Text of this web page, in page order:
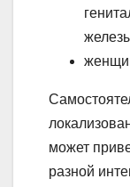
может
разной